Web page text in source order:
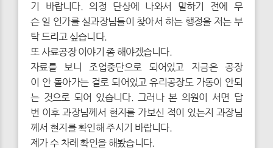
기 바랍니다. 의정 단상에 나와서 말하기 전에 무
슨 일 인가를 실과장님들이 찾아서 하는 행정을 저는 부
탁 드리고 싶습니다.
또 사료공장 이야기 좀 해야겠습니다.
자료를 보니 조업중단으로 되어있고 지금은 공장
이 안 돌아가는 걸로 되어있고 유리공장도 가동이 안되
는 것으로 되어 있습니다. 그러나 본 의원이 서면 답
변 이후 과장님께서 현지를 가보신 적이 있는지 과장님
께서 현지를 확인해 주시기 바랍니다.
제가 수 차례 확인을 해봤습니다.